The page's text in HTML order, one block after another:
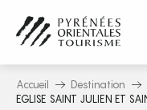
contenu
principal
Accueil
Destination
EGLISE SAINT JULIEN ET